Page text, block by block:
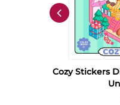
Cozy Stickers